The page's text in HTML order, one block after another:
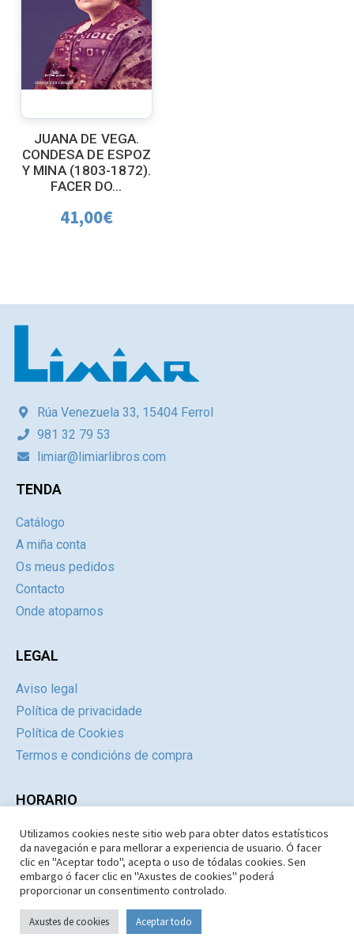
JUANA DE VEGA.
CONDESA DE ESPOZ
Y MINA (1803-1872).
FACER DO...
41,00€
Rúa Venezuela 33, 15404 Ferrol
981 32 79 53
limiar@limiarlibros.com
TENDA
Catálogo
A miña conta
Os meus pedidos
Contacto
Onde atoparnos
LEGAL
Aviso legal
Política de privacidade
Política de Cookies
Termos e condicións de compra
HORARIO
Día Mañás
Tardes
Luns a Xoves
09:30 – 14.30
Pechado
Venres e Sábados
09:30 – 14:30
Domingos e Festivos
09:30 – 14:30
Utilizamos cookies neste sitio web para obter datos estatísticos
da navegación e para mellorar a experiencia de usuario. Ó facer
clic en "Aceptar todo", acepta o uso de tódalas cookies. Sen
embargo ó facer clic en "Axustes de cookies" poderá
proporcionar un consentimento controlado.
Axustes de cookies Aceptar todo